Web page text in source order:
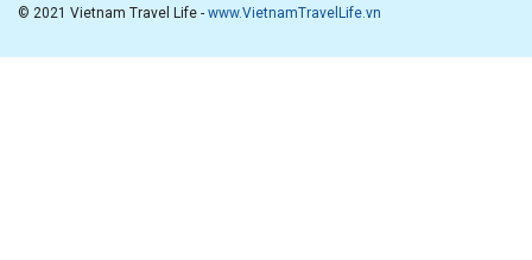
© 2021 Vietnam Travel Life - www.VietnamTravelLife.vn